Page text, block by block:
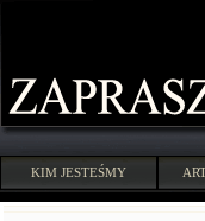
KIM JESTEŚMY